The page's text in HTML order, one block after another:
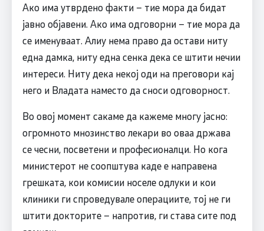
Ако има утврдено факти – тие мора да бидат
јавно објавени. Ако има одговорни – тие мора да
се именуваат. Алиу нема право да остави ниту
една дамка, ниту една сенка дека се штити нечии
интереси. Ниту дека некој оди на преговори кај
него и Владата наместо да сноси одговорност.
Во овој момент сакаме да кажеме многу јасно:
огромното мнозинство лекари во оваа држава
се чесни, посветени и професионалци. Но кога
министерот не соопштува каде е направена
грешката, кои комисии носеле одлуки и кои
клиники ги спроведувале операциите, тој не ги
штити докторите – напротив, ги става сите под